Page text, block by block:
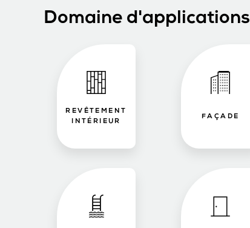
Domaine d'applications
REVÊTEMENT
INTÉRIEUR
FAÇADE